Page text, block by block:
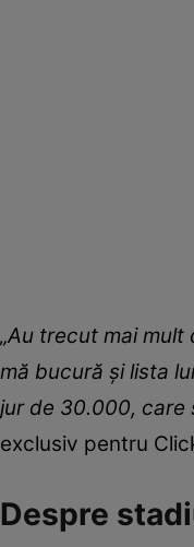
„Au trecut mai mult
mă bucură și lista
jur de 30.000, care
exclusiv pentru
Despre